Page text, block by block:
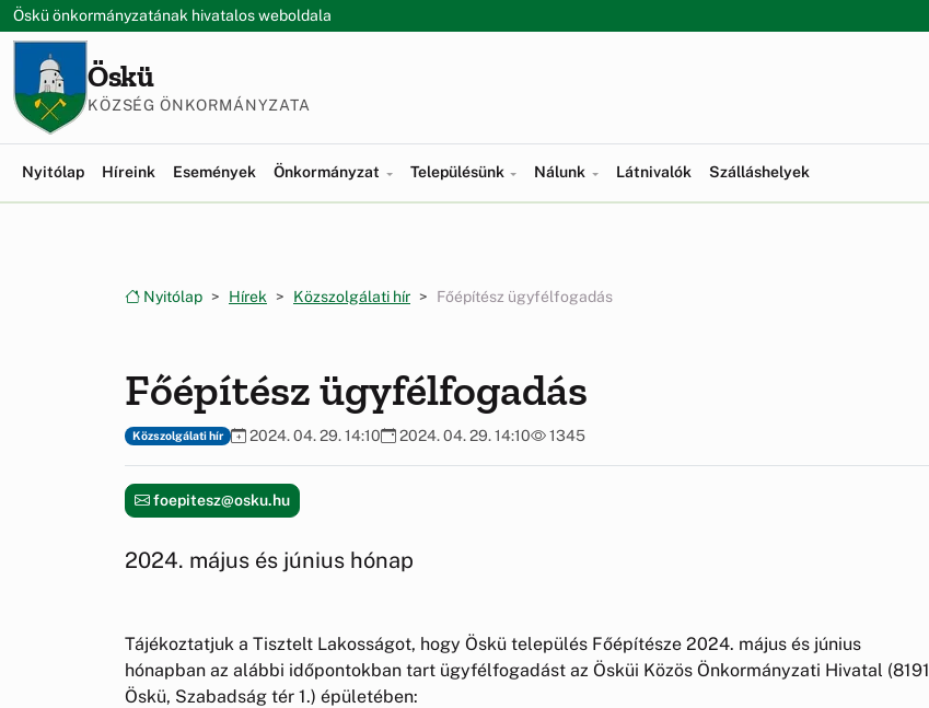
Ugrás a menüre
Ugrás a tartalomra
Öskü önkormányzatának hivatalos weboldala
Öskü
KÖZSÉG ÖNKORMÁNYZATA
Nyitólap Híreink Események Önkormányzat Településünk Nálunk Látnivalók Szálláshelyek
Nyitólap Hírek Közszolgálati hír Főépítész ügyfélfogadás
Főépítész ügyfélfogadás
Közszolgálati hír 2024. 04. 29. 14:10 2024. 04. 29. 14:10 1345
foepitesz@osku.hu
2024. május és június hónap
Tájékoztatjuk a Tisztelt Lakosságot, hogy Öskü település Főépítésze 2024. május és június
hónapban az alábbi időpontokban tart ügyfélfogadást az Ösküi Közös Önkormányzati Hivatal (8191
Öskü, Szabadság tér 1.) épületében: